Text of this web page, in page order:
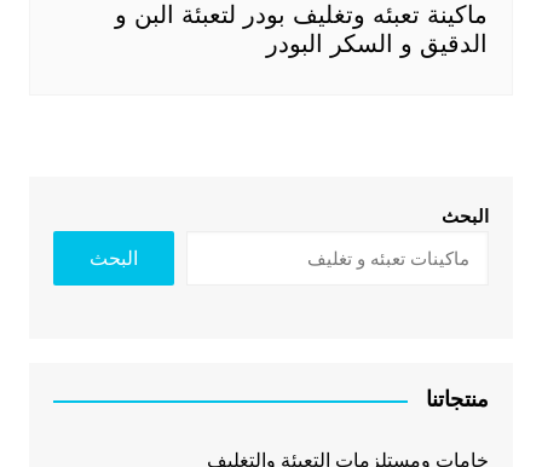
ماكينة تعبئه وتغليف بودر لتعبئة البن و
الدقيق و السكر البودر
البحث
البحث
منتجاتنا
خامات ومستلزمات التعبئة والتغليف